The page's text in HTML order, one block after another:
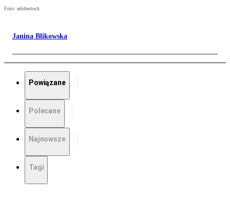
Foto: adobestock
Janina Blikowska
Powiązane
Polecane
Najnowsze
Tagi